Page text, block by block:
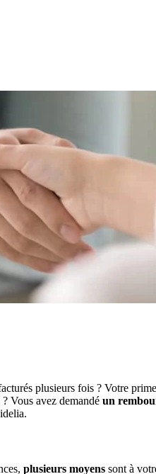
plusieurs fois ? Votre
Vous avez demandé un
plusieurs moyens sont à